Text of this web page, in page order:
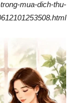
mua-dich-thu-